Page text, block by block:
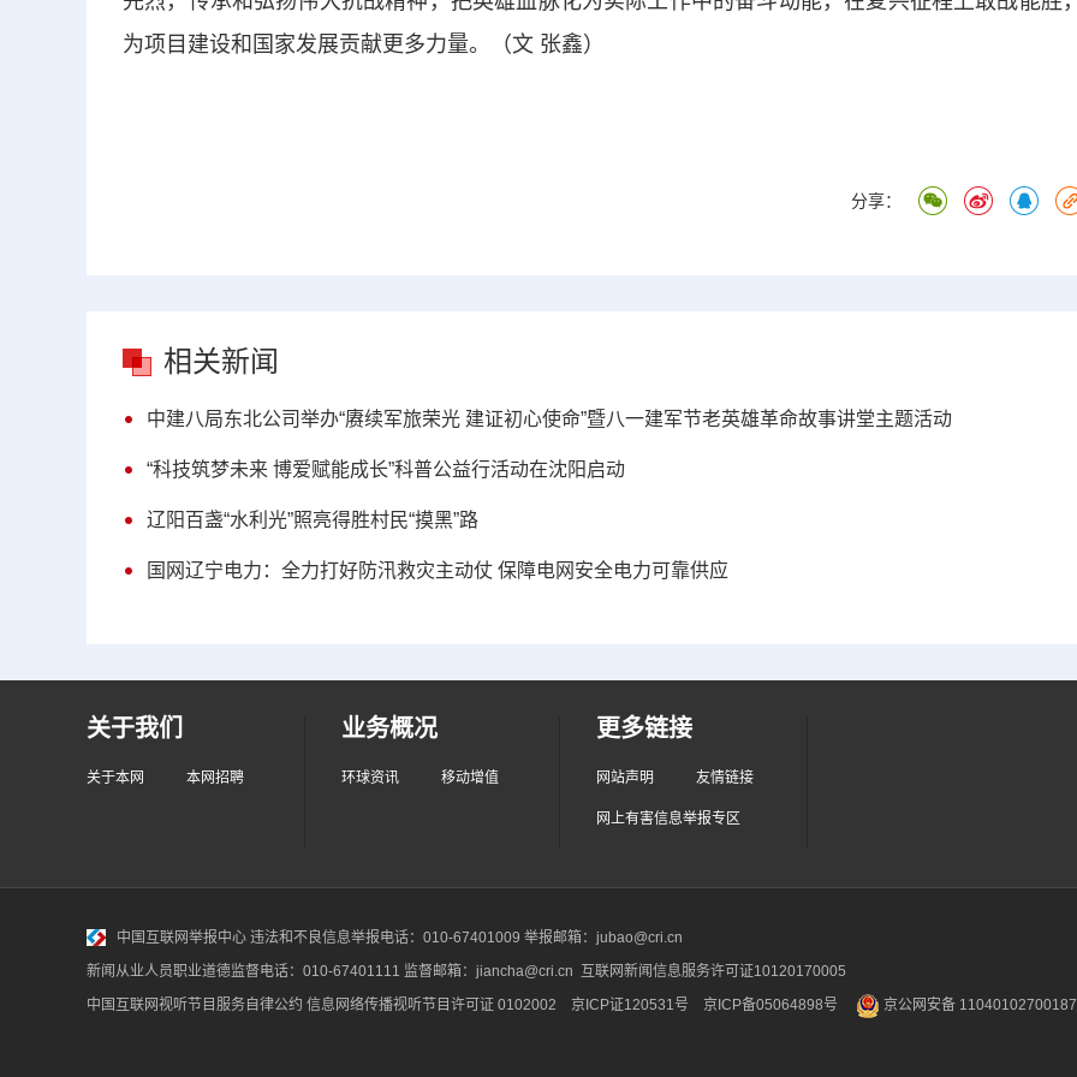
为项目建设和国家发展贡献更多力量。（文 张鑫）
分享：
相关新闻
中建八局东北公司举办“赓续军旅荣光 建证初心使命”暨八一建军节老英雄革命故事讲堂主题活动
“科技筑梦未来 博爱赋能成长”科普公益行活动在沈阳启动
辽阳百盏“水利光”照亮得胜村民“摸黑”路
国网辽宁电力：全力打好防汛救灾主动仗 保障电网安全电力可靠供应
关于我们
关于本网 本网招聘
业务概况
环球资讯 移动增值
更多链接
网站声明 友情链接
网上有害信息举报专区
中国互联网举报中心 违法和不良信息举报电话：010-67401009 举报邮箱：jubao@cri.cn
新闻从业人员职业道德监督电话：010-67401111 监督邮箱：jiancha@cri.cn 互联网新闻信息服务许可证10120170005
中国互联网视听节目服务自律公约 信息网络传播视听节目许可证 0102002 京ICP证120531号 京ICP备05064898号 京公网安备